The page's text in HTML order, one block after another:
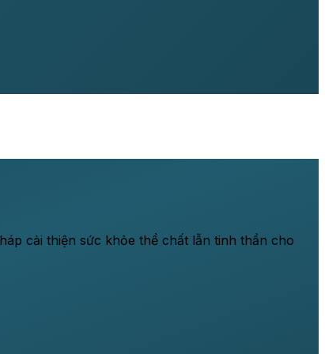
cải thiện sức khỏe thể chất lẫn tinh thần cho